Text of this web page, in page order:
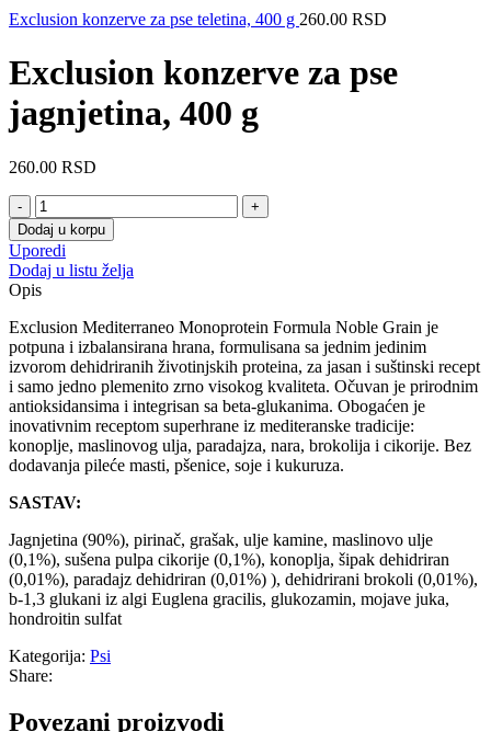
Exclusion konzerve za pse teletina, 400 g 260.00 RSD
Exclusion konzerve za pse
jagnjetina, 400 g
260.00 RSD
Exclusion
konzerve
za
pse
jagnjetina,
400
g
količina
Dodaj u korpu
Uporedi
Dodaj u listu želja
Opis
Exclusion Mediterraneo Monoprotein Formula Noble Grain je
potpuna i izbalansirana hrana, formulisana sa jednim jedinim
izvorom dehidriranih životinjskih proteina, za jasan i suštinski recept
i samo jedno plemenito zrno visokog kvaliteta. Očuvan je prirodnim
antioksidansima i integrisan sa beta-glukanima. Obogaćen je
inovativnim receptom superhrane iz mediteranske tradicije:
konoplje, maslinovog ulja, paradajza, nara, brokolija i cikorije. Bez
dodavanja pileće masti, pšenice, soje i kukuruza.
SASTAV:
Jagnjetina (90%), pirinač, grašak, ulje kamine, maslinovo ulje
(0,1%), sušena pulpa cikorije (0,1%), konoplja, šipak dehidriran
(0,01%), paradajz dehidriran (0,01%) ), dehidrirani brokoli (0,01%),
b-1,3 glukani iz algi Euglena gracilis, glukozamin, mojave juka,
hondroitin sulfat
Kategorija: Psi
Share:
Povezani proizvodi